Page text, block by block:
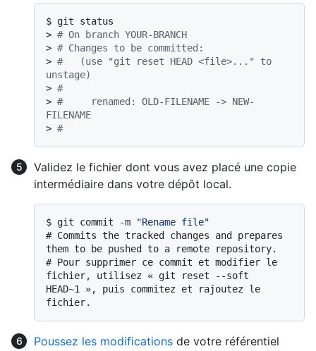
$ git status
> # On branch YOUR-BRANCH
> # Changes to be committed:
> #   (use "git reset HEAD <file>..." to
unstage)
> #
> #     renamed: OLD-FILENAME -> NEW-
FILENAME
> #
Validez le fichier dont vous avez placé une copie
intermédiaire dans votre dépôt local.
$ git commit -m
"Rename file"
# Commits the tracked changes and prepares
them to be pushed to a remote repository.
# Pour supprimer ce commit et modifier le
fichier, utilisez « git reset --soft
HEAD~1 », puis commitez et rajoutez le
fichier.
Poussez les modifications de votre référentiel